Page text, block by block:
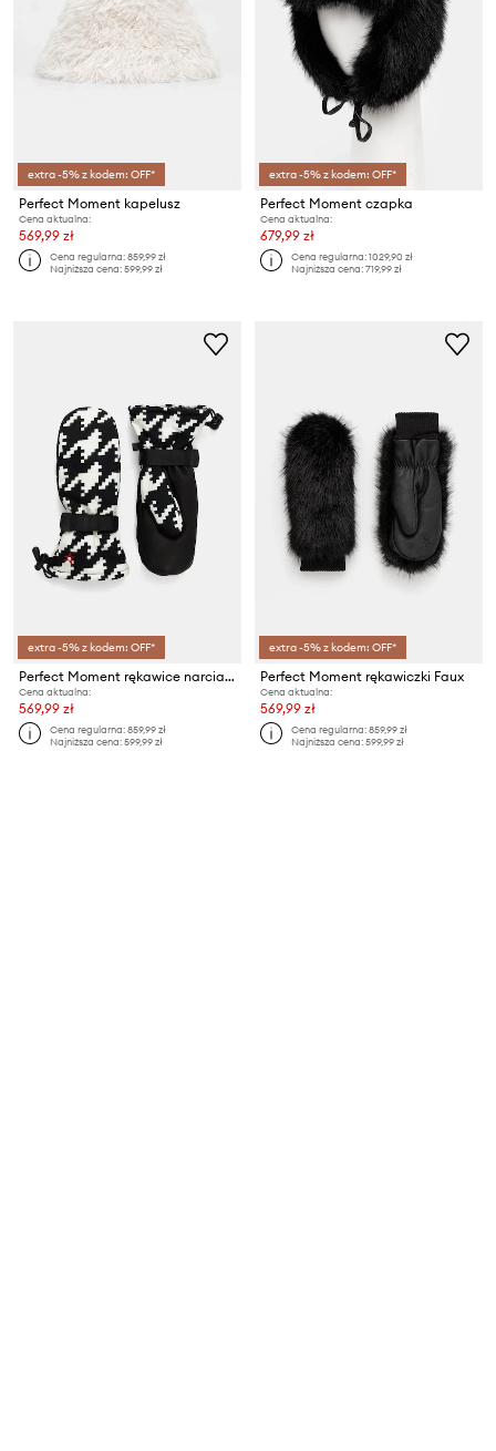
extra -5% z kodem: OFF*
Perfect Moment kapelusz
Cena aktualna:
569,99 zł
Cena regularna:859,99 zł
Najniższa cena:599,99 zł
extra -5% z kodem: OFF*
Perfect Moment czapka
Cena aktualna:
679,99 zł
Cena regularna:1029,90 zł
Najniższa cena:719,99 zł
extra -5% z kodem: OFF*
Perfect Moment rękawice narciarskie Davos
Cena aktualna:
569,99 zł
Cena regularna:859,99 zł
Najniższa cena:599,99 zł
extra -5% z kodem: OFF*
Perfect Moment rękawiczki Faux
Cena aktualna:
569,99 zł
Cena regularna:859,99 zł
Najniższa cena:599,99 zł